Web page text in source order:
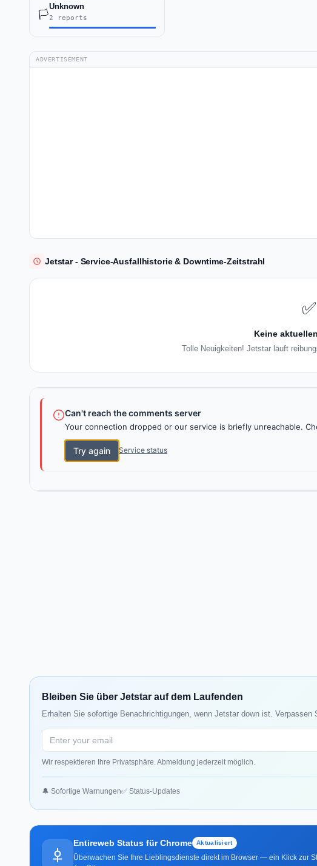
🏳️
Unknown
2 reports
ADVERTISEMENT
Jetstar - Service-Ausfallhistorie & Downtime-Zeitstrahl
✅
Keine
Tolle Neuigkeiten! Jetstar läuft
Can't reach the comments server
Your connection dropped or our service is briefly unreachable.
Try again Service status
Bleiben Sie über Jetstar auf dem Laufenden
Erhalten Sie sofortige Benachrichtigungen, wenn Jetstar down ist. Verpassen
Wir respektieren Ihre Privatsphäre. Abmeldung jederzeit möglich.
🔔 Sofortige Warnungen✅ Status-Updates
Entireweb Status für Chrome Aktualisiert
Überwachen Sie Ihre Lieblingsdienste direkt im Browser — ein Klick zur